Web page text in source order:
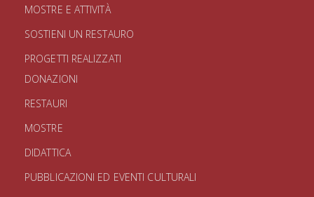
MOSTRE E ATTIVITÀ
SOSTIENI UN RESTAURO
PROGETTI REALIZZATI
DONAZIONI
RESTAURI
MOSTRE
DIDATTICA
PUBBLICAZIONI ED EVENTI CULTURALI